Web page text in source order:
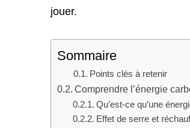
jouer.
Sommaire
Points clés à retenir
Comprendre l’énergie
Qu’est-ce qu’une
Effet de serre et